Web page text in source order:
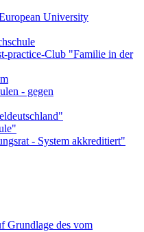
des vom